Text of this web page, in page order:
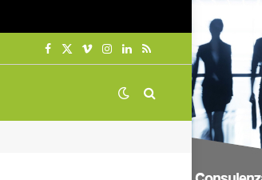
Facebook
X
VimeoInstagram
LinkedIn
RSS